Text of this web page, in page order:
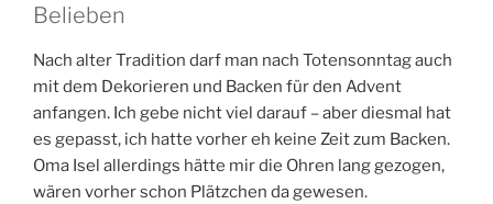
Belieben
Nach alter Tradition darf man nach Totensonntag auch
mit dem Dekorieren und Backen für den Advent
anfangen. Ich gebe nicht viel darauf – aber diesmal hat
es gepasst, ich hatte vorher eh keine Zeit zum Backen.
Oma Isel allerdings hätte mir die Ohren lang gezogen,
wären vorher schon Plätzchen da gewesen.